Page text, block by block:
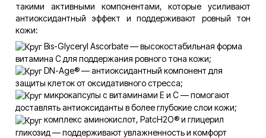
такими активными компонентами, которые усиливают
антиоксидантный эффект и поддерживают ровный тон
кожи:
Bis-Glyceryl Ascorbate — высокостабильная форма
витамина С для поддержания ровного тона кожи;
DN-Age® — антиоксидантный компонент для
защиты клеток от оксидативного стресса;
микрокапсулы с витаминами Е и С — помогают
доставлять антиоксиданты в более глубокие слои кожи;
комплекс аминокислот, PatcH2O® и глицерил
гликозид — поддерживают увлажненность и комфорт